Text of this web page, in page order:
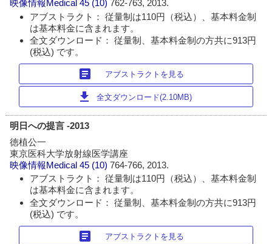
映像情報Medical 45 (10) 762-763, 2013.
アブストラクト： 従量制は110円（税込）、基本料金制
は基本料金に含まれます。
全文ダウンロード： 従量制、基本料金制の方共に913円
(税込) です。
article アブストラクトを見る
download 全文ダウンロード(2.10MB)
明日への提言 -2013
徳植公一
東京医科大学放射線医学講座
映像情報Medical 45 (10)764-766, 2013.
アブストラクト： 従量制は110円（税込）、基本料金制
は基本料金に含まれます。
全文ダウンロード： 従量制、基本料金制の方共に913円
(税込) です。
article アブストラクトを見る